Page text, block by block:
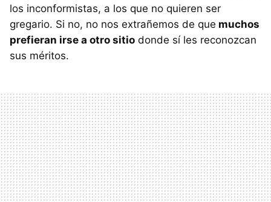
los inconformistas, a los que no quieren ser
gregario. Si no, no nos extrañemos de que muchos
prefieran irse a otro sitio donde sí les reconozcan
sus méritos.